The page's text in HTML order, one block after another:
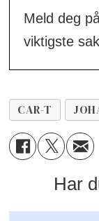
Meld deg
viktigste
CAR-T
Har